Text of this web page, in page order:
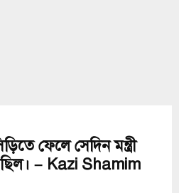
ফেলে সেদিন মন্ত্রী
ছিল। – Kazi Shamim